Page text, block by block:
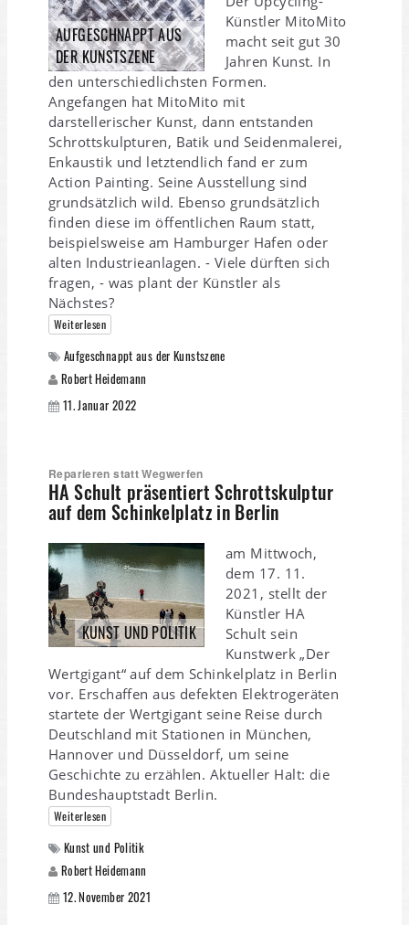
AUFGESCHNAPPT AUS
DER KUNSTSZENE
Künstler MitoMito
macht seit gut 30
Jahren Kunst. In
den unterschiedlichsten Formen.
Angefangen hat MitoMito mit
darstellerischer Kunst, dann entstanden
Schrottskulpturen, Batik und Seidenmalerei,
Enkaustik und letztendlich fand er zum
Action Painting. Seine Ausstellung sind
grundsätzlich wild. Ebenso grundsätzlich
finden diese im öffentlichen Raum statt,
beispielsweise am Hamburger Hafen oder
alten Industrieanlagen. - Viele dürften sich
fragen, - was plant der Künstler als
Nächstes?
Weiterlesen
Aufgeschnappt aus der Kunstszene
Robert Heidemann
11. Januar 2022
Reparieren statt Wegwerfen
HA Schult präsentiert Schrottskulptur
auf dem Schinkelplatz in Berlin
KUNST UND POLITIK
am Mittwoch,
dem 17. 11.
2021, stellt der
Künstler HA
Schult sein
Kunstwerk „Der
Wertgigant“ auf dem Schinkelplatz in Berlin
vor. Erschaffen aus defekten Elektrogeräten
startete der Wertgigant seine Reise durch
Deutschland mit Stationen in München,
Hannover und Düsseldorf, um seine
Geschichte zu erzählen. Aktueller Halt: die
Bundeshauptstadt Berlin.
Weiterlesen
Kunst und Politik
Robert Heidemann
12. November 2021